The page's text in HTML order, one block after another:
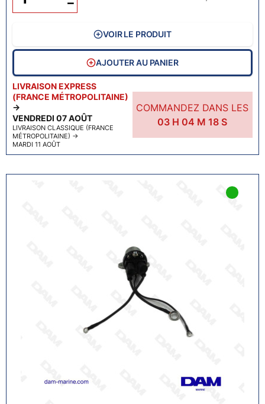
LIVRAISON EXPRESS
(FRANCE MÉTROPOLITAINE)
→
VENDREDI 07 AOÛT
LIVRAISON CLASSIQUE (FRANCE
MÉTROPOLITAINE) →
MARDI 11 AOÛT
COMMANDEZ DANS LES
03 H 04 M17S
VOIR LE PRODUIT
AJOUTER AU PANIER